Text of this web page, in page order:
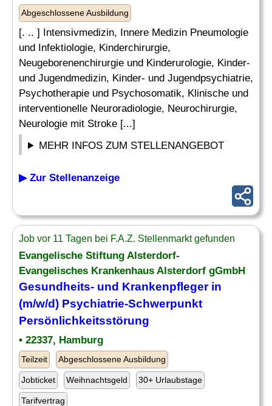
Abgeschlossene Ausbildung
[. .. ] Intensivmedizin, Innere Medizin Pneumologie
und Infektiologie, Kinderchirurgie,
Neugeborenenchirurgie und Kinderurologie, Kinder-
und Jugendmedizin, Kinder- und Jugendpsychiatrie,
Psychotherapie und Psychosomatik, Klinische und
interventionelle Neuroradiologie, Neurochirurgie,
Neurologie mit Stroke [...]
MEHR INFOS ZUM STELLENANGEBOT
▶ Zur Stellenanzeige
Job vor 11 Tagen bei F.A.Z. Stellenmarkt gefunden
Evangelische Stiftung Alsterdorf-
Evangelisches Krankenhaus Alsterdorf gGmbH
Gesundheits- und Krankenpflegerin
(m/w/d) Psychiatrie-Schwerpunkt
Persönlichkeitsstörung
• 22337, Hamburg
Teilzeit Abgeschlossene Ausbildung
Jobticket Weihnachtsgeld 30+ Urlaubstage
Tarifvertrag